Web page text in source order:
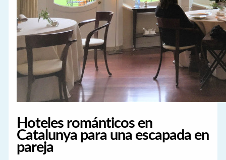
Hoteles románticos en
Catalunya para una escapada en
pareja